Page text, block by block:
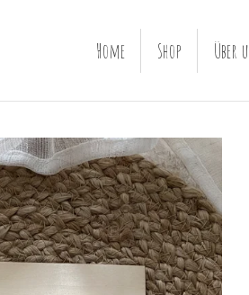
Home Shop Über